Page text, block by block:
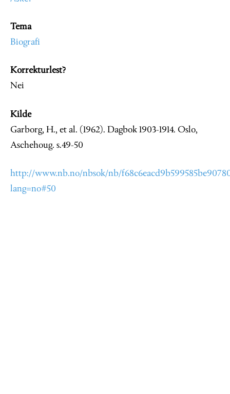
Tema
Biografi
Korrekturlest?
Nei
Kilde
Garborg, H., et al. (1962). Dagbok 1903-1914. Oslo,
Aschehoug. s.49-50
http://www.nb.no/nbsok/nb/
lang=no#50